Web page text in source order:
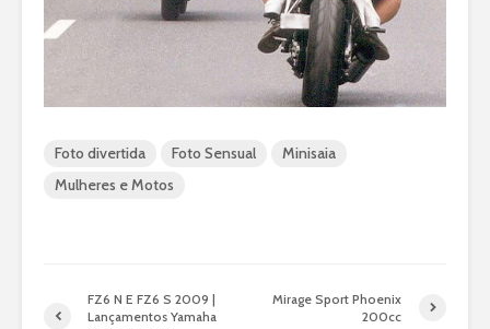
Foto divertida Foto Sensual
Minisaia
Mulheres e Motos
FZ6 N E FZ6 S 2009 |
Lançamentos Yamaha
Mirage Sport Phoenix
200cc